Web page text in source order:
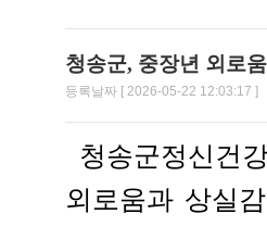
청송군, 중장년 외로
등록날짜 [ 2026-05-22 12:03:17 ]
청송군정신건
외로움과 상실